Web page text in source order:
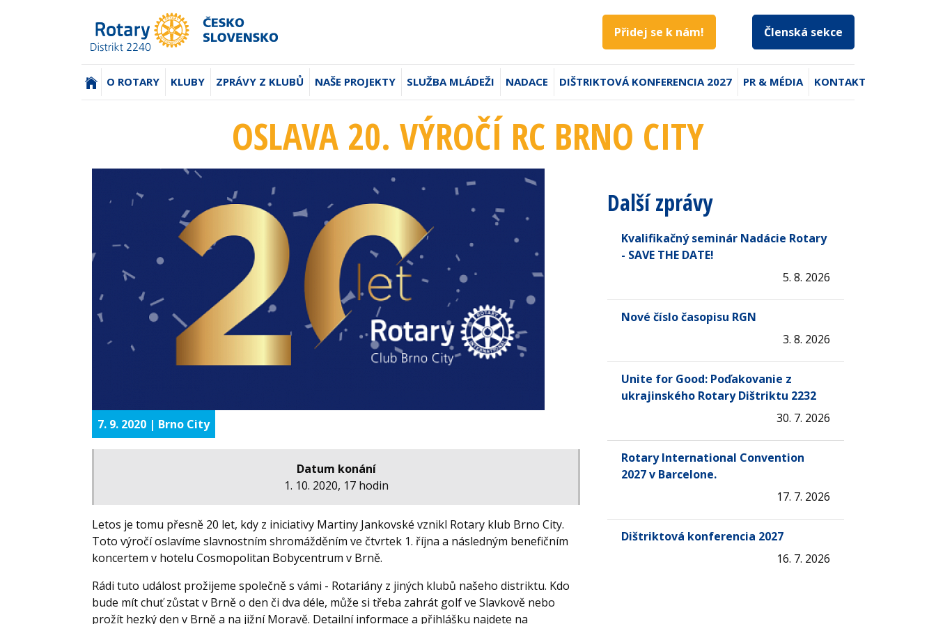
Přidej se k nám! Členská sekce
(AKTUÁLNÍ)
O ROTARY KLUBY ZPRÁVY Z KLUBŮ NAŠE PROJEKTY SLUŽBA MLÁDEŽI NADACE DIŠTRIKTOVÁ KONFERENCIA 2027 PR & MÉDIA KONTAKT
OSLAVA 20. VÝROČÍ RC BRNO CITY
7. 9. 2020 | Brno City
Datum konání
1. 10. 2020, 17 hodin
Letos je tomu přesně 20 let, kdy z iniciativy Martiny Jankovské vznikl Rotary klub Brno City.
Toto výročí oslavíme slavnostním shromážděním ve čtvrtek 1. října a následným benefičním
koncertem v hotelu Cosmopolitan Bobycentrum v Brně.
Rádi tuto událost prožijeme společně s vámi - Rotariány z jiných klubů našeho distriktu. Kdo
bude mít chuť zůstat v Brně o den či dva déle, může si třeba zahrát golf ve Slavkově nebo
prožít hezký den v Brně a na jižní Moravě. Detailní informace a přihlášku najdete na
Další zprávy
Kvalifikačný seminár Nadácie Rotary
- SAVE THE DATE!
5. 8. 2026
Nové číslo časopisu RGN
3. 8. 2026
Unite for Good: Poďakovanie z
ukrajinského Rotary Dištriktu 2232
30. 7. 2026
Rotary International Convention
2027 v Barcelone.
17. 7. 2026
Dištriktová konferencia 2027
16. 7. 2026